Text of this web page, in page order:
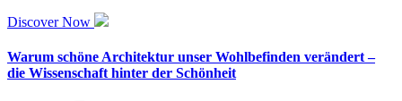
Discover Now
Warum schöne Architektur unser Wohlbefinden verändert –
die Wissenschaft hinter der Schönheit